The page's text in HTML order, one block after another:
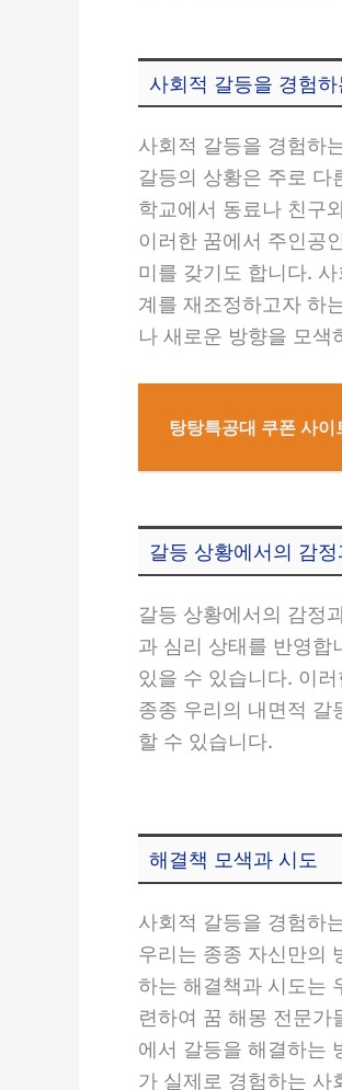
사회적 갈등을 경험
사회적 갈등을 경험하
갈등의 상황은 주로
학교에서 동료나 친구
이러한 꿈에서 주인공
미를 갖기도 합니다.
계를 재조정하고자 하
나 새로운 방향을 모색
탕탕특공대 쿠폰 사
갈등 상황에서의 감
갈등 상황에서의 감정
과 심리 상태를 반영합
있을 수 있습니다. 이
종종 우리의 내면적 갈
할 수 있습니다.
해결책 모색과 시도
사회적 갈등을 경험하
우리는 종종 자신만의
하는 해결책과 시도는
련하여 꿈 해몽 전문
에서 갈등을 해결하는
가 실제로 경험하는 사